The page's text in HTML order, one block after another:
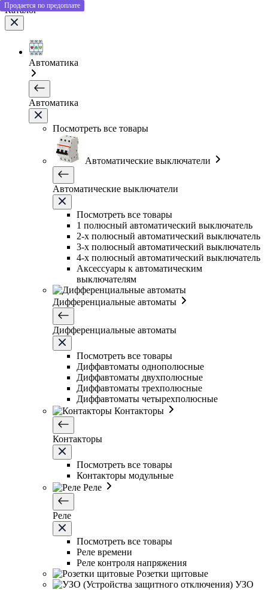
Каталог
Автоматика
Автоматика
Посмотреть все товары
Автоматические выключатели
Автоматические выключатели
Посмотреть все товары
1 полюсный автоматический выключатель
2-х полюсный автоматический выключатель
3-х полюсный автоматический выключатель
4-х полюсный автоматический выключатель
Аксессуары к автоматическим
выключателям
Дифференциальные автоматы
Дифференциальные автоматы
Посмотреть все товары
Диффавтоматы однополюсные
Диффавтоматы двухполюсные
Диффавтоматы трехполюсные
Диффавтоматы четырехполюсные
Контакторы
Контакторы
Посмотреть все товары
Контакторы модульные
Реле
Реле
Посмотреть все товары
Реле времени
Реле контроля напряжения
Розетки щитовые
УЗО
Продается по предоплате